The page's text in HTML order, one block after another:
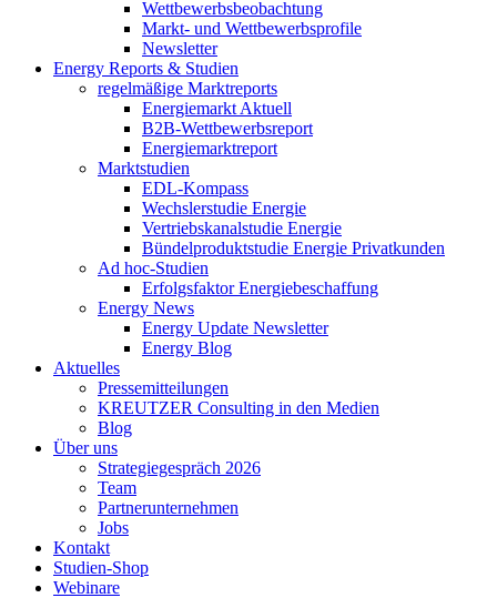
Wettbewerbsbeobachtung
Markt- und Wettbewerbsprofile
Newsletter
Energy Reports & Studien
regelmäßige Marktreports
Energiemarkt Aktuell
B2B-Wettbewerbsreport
Energiemarktreport
Marktstudien
EDL-Kompass
Wechslerstudie Energie
Vertriebskanalstudie Energie
Bündelproduktstudie Energie Privatkunden
Ad hoc-Studien
Erfolgsfaktor Energiebeschaffung
Energy News
Energy Update Newsletter
Energy Blog
Aktuelles
Pressemitteilungen
KREUTZER Consulting in den Medien
Blog
Über uns
Strategiegespräch 2026
Team
Partnerunternehmen
Jobs
Kontakt
Studien-Shop
Webinare